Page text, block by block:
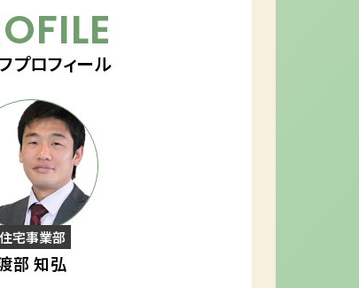
プロフィール
住宅事業部
部 知弘